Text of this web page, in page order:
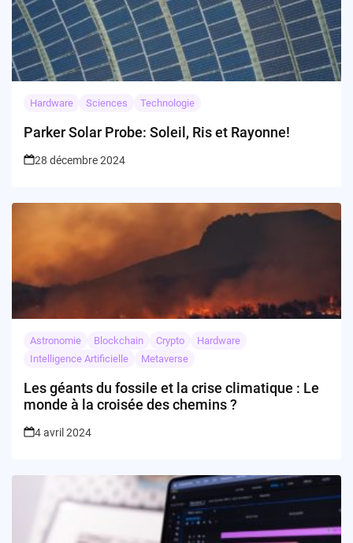
Hardware Sciences Technologie
Parker Solar Probe: Soleil, Ris et Rayonne!
28 décembre 2024
Astronomie Blockchain Crypto
Hardware
Intelligence Artificielle
Metaverse
Les géants du fossile et la crise climatique : Le
monde à la croisée des chemins ?
4 avril 2024